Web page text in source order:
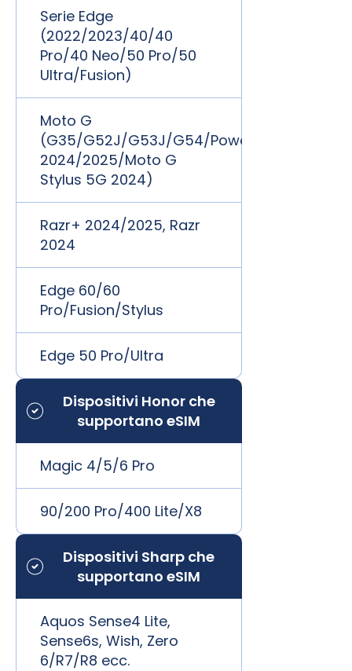
Serie Edge
(2022/2023/40/40
Pro/40 Neo/50 Pro/50
Ultra/Fusion)
Moto G
(G35/G52J/G53J/G54/Power
2024/2025/Moto G
Stylus 5G 2024)
Razr+ 2024/2025, Razr
2024
Edge 60/60
Pro/Fusion/Stylus
Edge 50 Pro/Ultra
Dispositivi Honor che
supportano eSIM
Magic 4/5/6 Pro
90/200 Pro/400 Lite/X8
Dispositivi Sharp che
supportano eSIM
Aquos Sense4 Lite,
Sense6s, Wish, Zero
6/R7/R8 ecc.